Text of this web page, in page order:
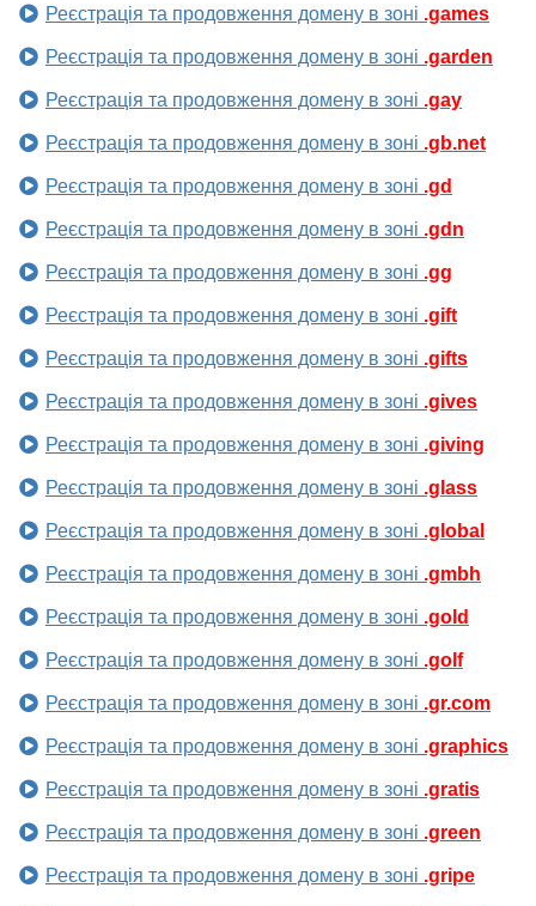
Реєстрація та продовження домену в зоні .games
Реєстрація та продовження домену в зоні .garden
Реєстрація та продовження домену в зоні .gay
Реєстрація та продовження домену в зоні .gb.net
Реєстрація та продовження домену в зоні .gd
Реєстрація та продовження домену в зоні .gdn
Реєстрація та продовження домену в зоні .gg
Реєстрація та продовження домену в зоні .gift
Реєстрація та продовження домену в зоні .gifts
Реєстрація та продовження домену в зоні .gives
Реєстрація та продовження домену в зоні .giving
Реєстрація та продовження домену в зоні .glass
Реєстрація та продовження домену в зоні .global
Реєстрація та продовження домену в зоні .gmbh
Реєстрація та продовження домену в зоні .gold
Реєстрація та продовження домену в зоні .golf
Реєстрація та продовження домену в зоні .gr.com
Реєстрація та продовження домену в зоні .graphics
Реєстрація та продовження домену в зоні .gratis
Реєстрація та продовження домену в зоні .green
Реєстрація та продовження домену в зоні .gripe